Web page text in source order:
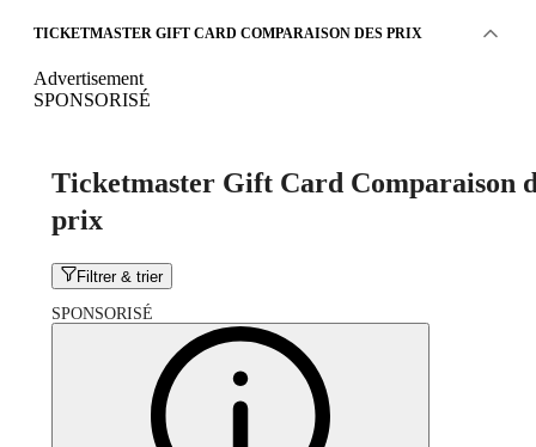
TICKETMASTER GIFT CARD COMPARAISON DES PRIX
Advertisement
SPONSORISÉ
Ticketmaster Gift Card Comparaison
prix
Filtrer & trier
SPONSORISÉ